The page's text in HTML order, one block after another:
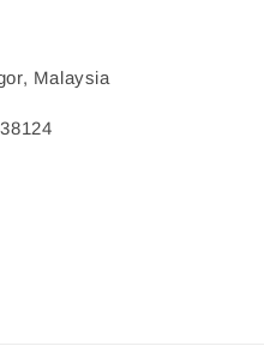
Malaysia